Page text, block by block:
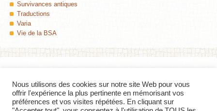
Survivances antiques
Traductions
Varia
Vie de la BSA
Colophon
Insula, Le blog de la Bibliothèque des Sciences de l'Antiquité (Université de
Nous utilisons des cookies sur notre site Web pour vous
offrir l'expérience la plus pertinente en mémorisant vos
préférences et vos visites répétées. En cliquant sur